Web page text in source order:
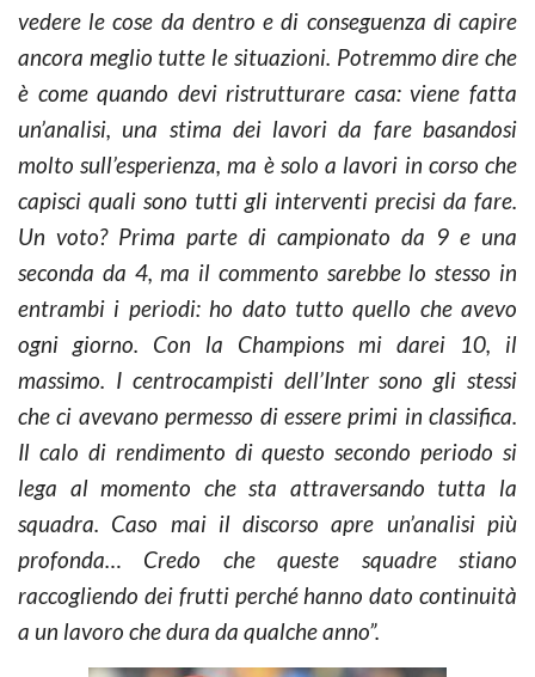
vedere le cose da dentro e di conseguenza di capire
ancora meglio tutte le situazioni. Potremmo dire che
è come quando devi ristrutturare casa: viene fatta
un’analisi, una stima dei lavori da fare basandosi
molto sull’esperienza, ma è solo a lavori in corso che
capisci quali sono tutti gli interventi precisi da fare.
Un voto? Prima parte di campionato da 9 e una
seconda da 4, ma il commento sarebbe lo stesso in
entrambi i periodi: ho dato tutto quello che avevo
ogni giorno. Con la Champions mi darei 10, il
massimo. I centrocampisti dell’Inter sono gli stessi
che ci avevano permesso di essere primi in classifica.
Il calo di rendimento di questo secondo periodo si
lega al momento che sta attraversando tutta la
squadra. Caso mai il discorso apre un’analisi più
profonda… Credo che queste squadre stiano
raccogliendo dei frutti perché hanno dato continuità
a un lavoro che dura da qualche anno”.